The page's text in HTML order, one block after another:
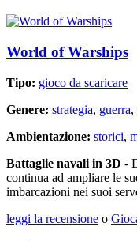
World of Warships
Tipo: gioco da scaricare
Genere: strategia, guerra,
Ambientazione: storici,
Battaglie navali in 3D -
continua ad ampliare le
imbarcazioni nei suoi
leggi la recensione o